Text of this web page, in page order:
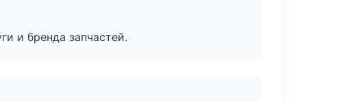
и бренда запчастей.